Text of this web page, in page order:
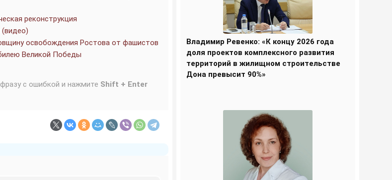
реконструкция
освобождения Ростова от фашистов
Великой Победы
с ошибкой и нажмите Shift + Enter
Владимир Ревенко: «К концу 2026 года
доля проектов комплексного развития
территорий в жилищном строительстве
Дона превысит 90%»